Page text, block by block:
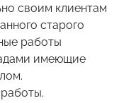
своим клиентам
старого
работы
имеющие